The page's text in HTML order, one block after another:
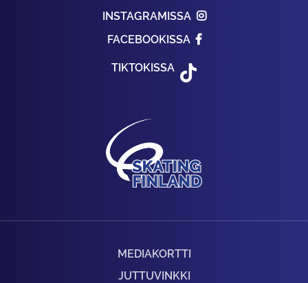
INSTAGRAMISSA
FACEBOOKISSA
TIKTOKISSA
MEDIAKORTTI
JUTTUVINKKI